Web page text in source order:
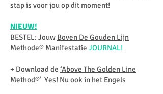
stap is voor jou op dit moment!
NIEUW!
BESTEL: Jouw Boven De Gouden Lijn
Methode® Manifestatie JOURNAL!
+ Download de ‘Above The Golden Line
Method®’ Yes! Nu ook in het Engels